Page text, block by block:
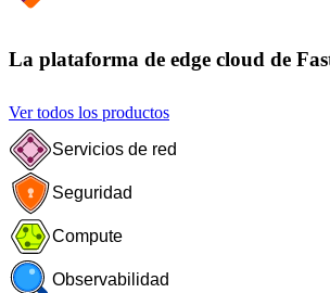
La plataforma de edge cloud de
Ver todos los productos
Servicios de red
Seguridad
Compute
Observabilidad